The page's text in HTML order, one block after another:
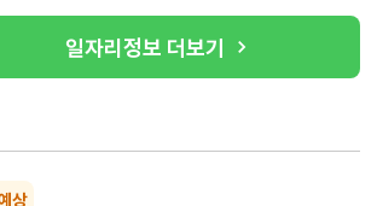
일자리정보 더보기
상